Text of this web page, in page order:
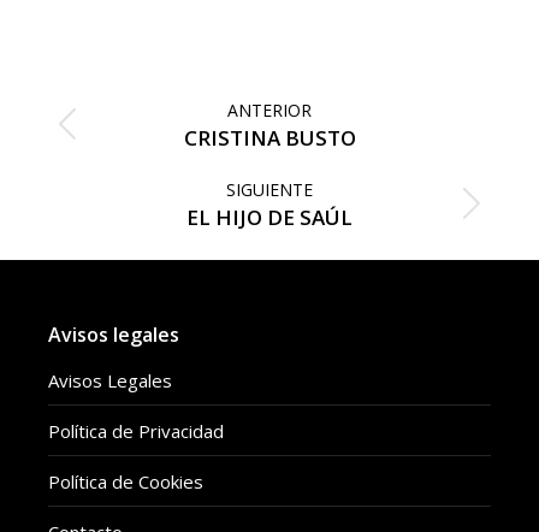
entre
publicaciones
ANTERIOR
Publicación
CRISTINA BUSTO
SIGUIENTE
Publicación
EL HIJO DE SAÚL
Avisos legales
Avisos Legales
Política de Privacidad
Política de Cookies